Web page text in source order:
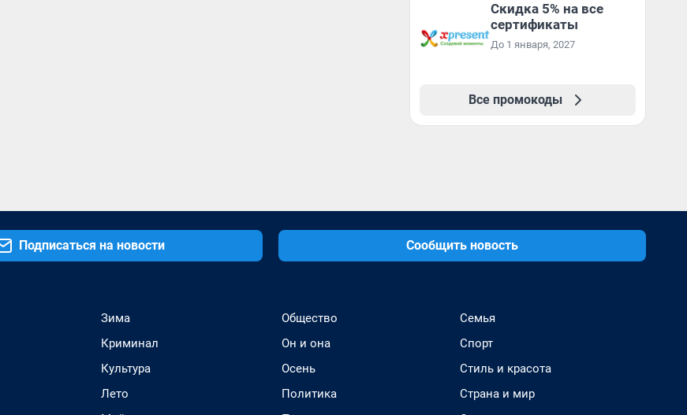
Скидка 5% на все
сертификаты
До 1 января, 2027
Все промокоды
Подписаться на новости Сообщить новость
Зима
Криминал
Культура
Лето
Общество
Он и она
Осень
Политика
Семья
Спорт
Стиль и красота
Страна и мир